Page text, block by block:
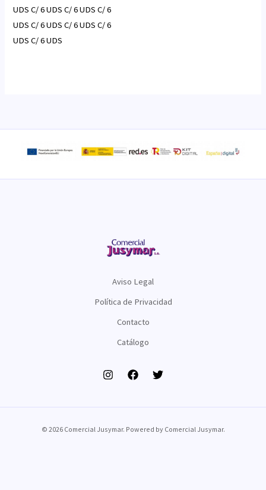
UDS C/ 6 UDS C/ 6 UDS C/ 6
UDS C/ 6 UDS C/ 6 UDS C/ 6
UDS C/ 6 UDS
Aviso Legal
Política de Privacidad
Contacto
Catálogo
© 2026 Comercial Jusymar. Powered by Comercial Jusymar.